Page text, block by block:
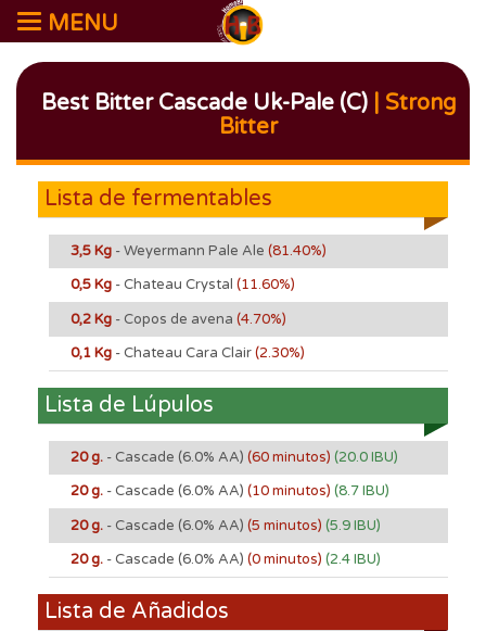
MENU
Best Bitter Cascade Uk-Pale (c)| Strong
Bitter
Lista de fermentables
3,5 Kg - Weyermann Pale Ale (81.40%)
0,5 Kg - Chateau Crystal (11.60%)
0,2 Kg - Copos de avena (4.70%)
0,1 Kg - Chateau Cara Clair(2.30%)
Lista de Lúpulos
20 g. - Cascade (6.0% AA) (60 minutos) (20.0 IBU)
20 g. - Cascade (6.0% AA) (10 minutos) (8.7 IBU)
20 g. - Cascade (6.0% AA) (5 minutos) (5.9 IBU)
20 g. - Cascade (6.0% AA) (0 minutos) (2.4 IBU)
Lista de Añadidos